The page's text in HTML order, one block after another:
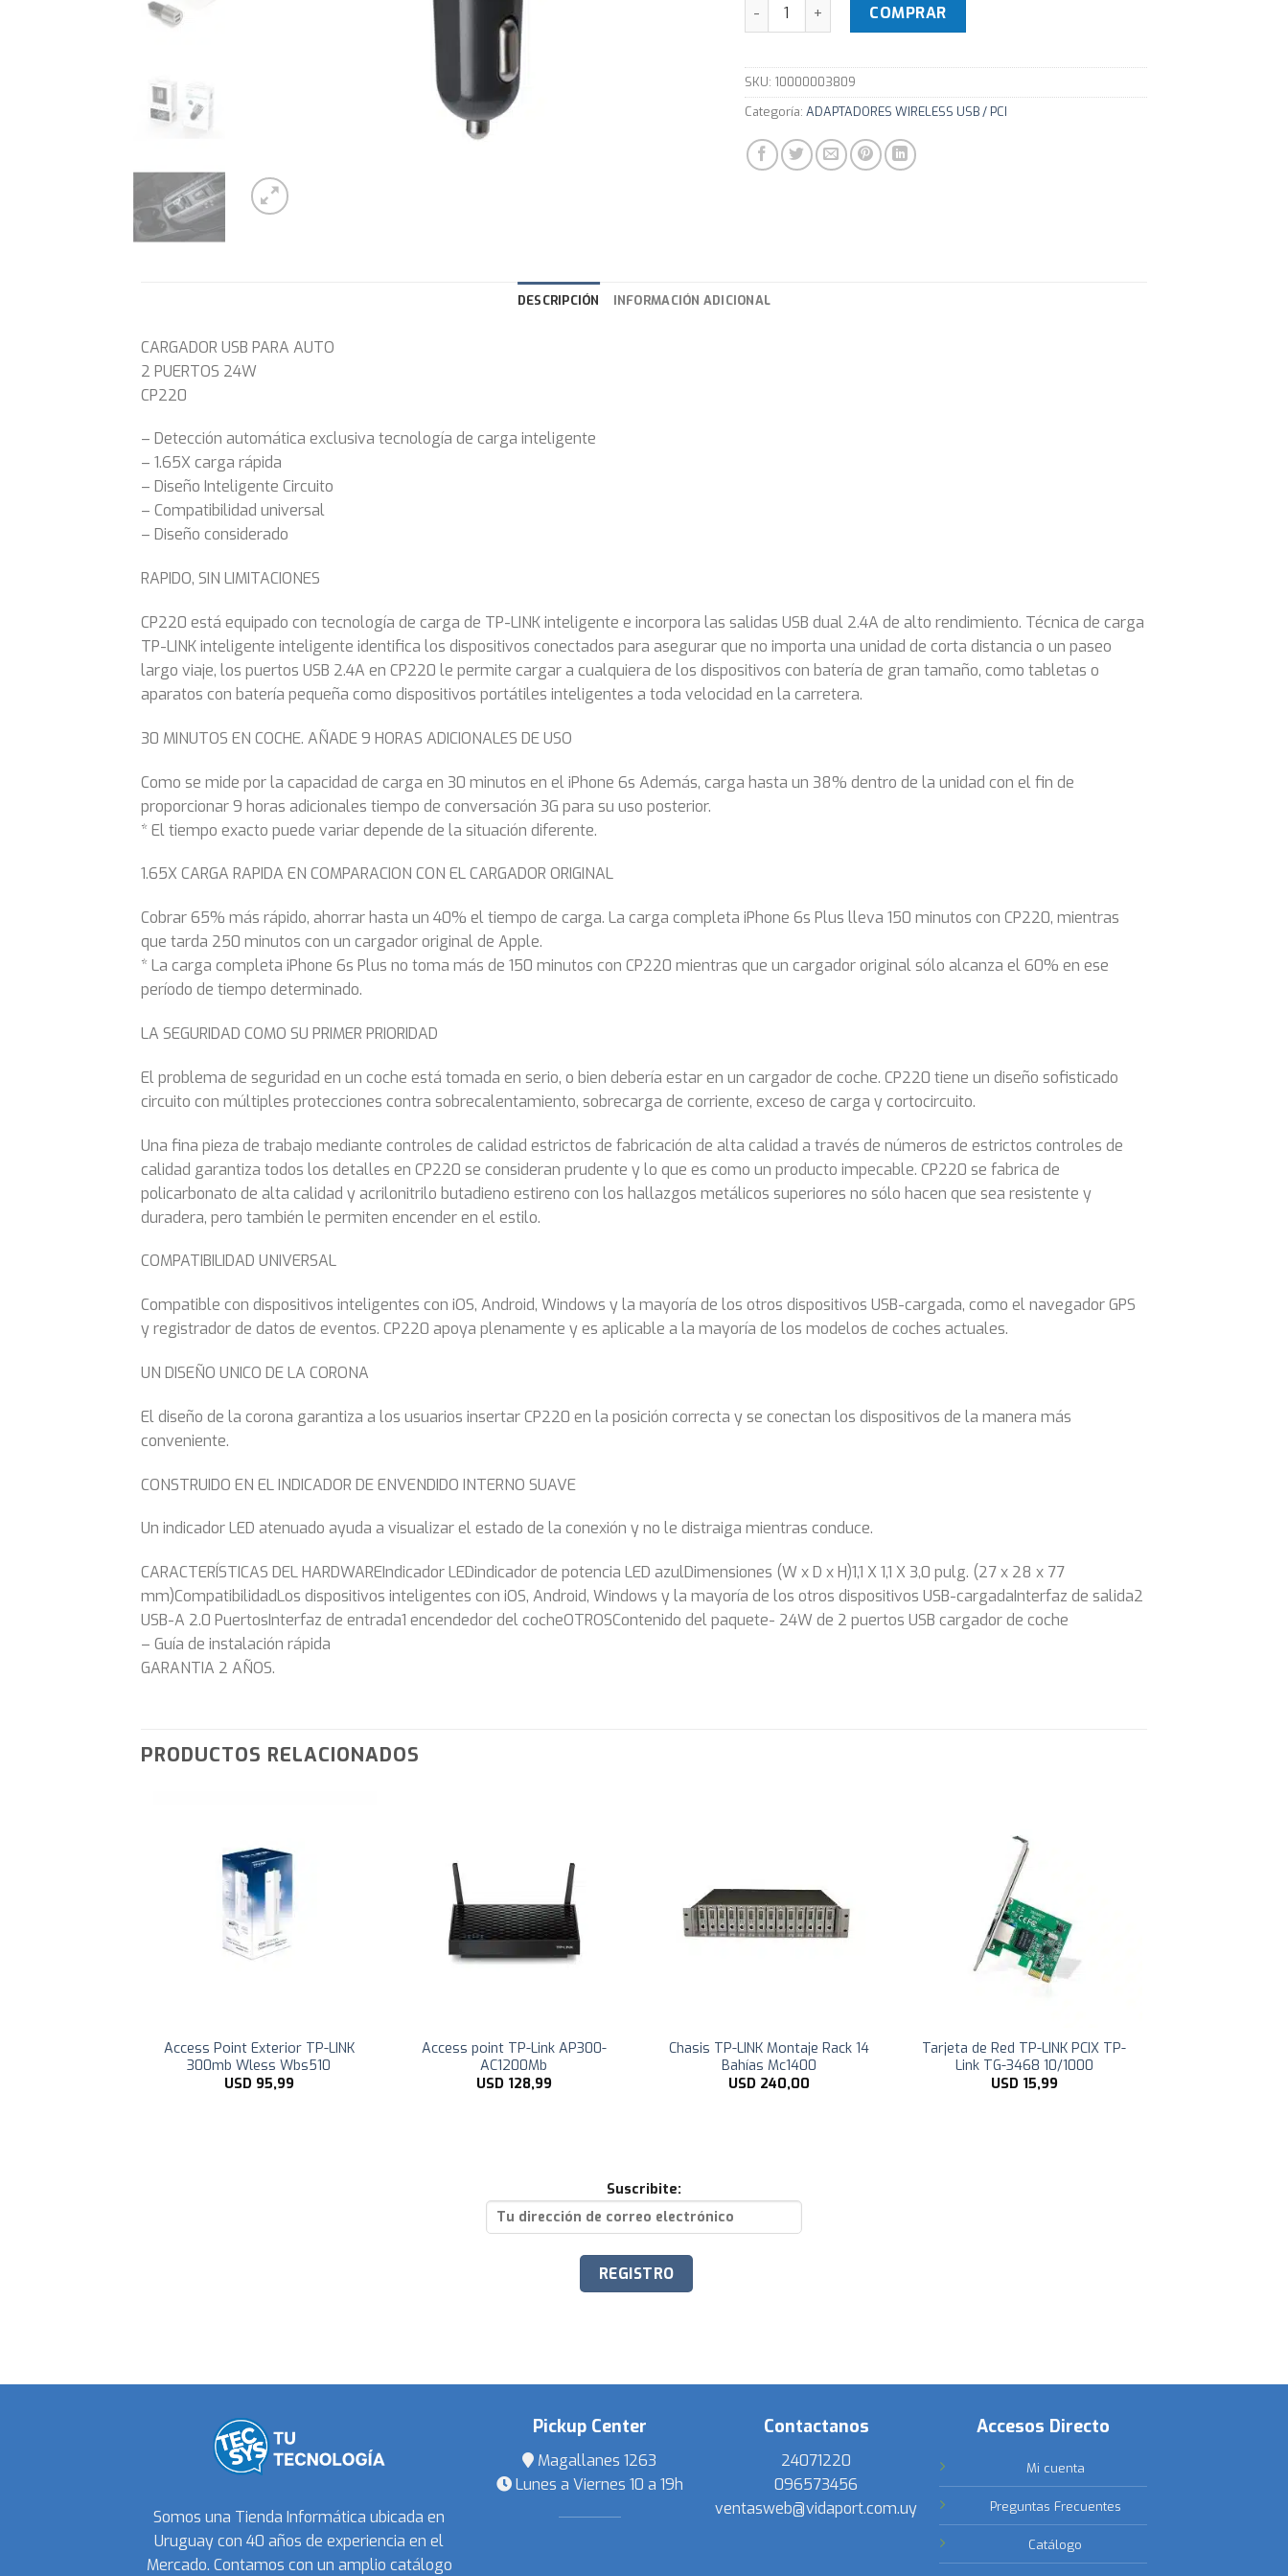
Cargador P/Auto TP-LINK CP220 2 Puertos USB 24W cantidad
COMPRAR
SKU: 10000003809
Categoría: ADAPTADORES WIRELESS USB / PCI
DESCRIPCIÓN INFORMACIÓN ADICIONAL
CARGADOR USB PARA AUTO
2 PUERTOS 24W
CP220
– Detección automática exclusiva tecnología de carga inteligente
– 1.65X carga rápida
– Diseño Inteligente Circuito
– Compatibilidad universal
– Diseño considerado
RAPIDO, SIN LIMITACIONES
CP220 está equipado con tecnología de carga de TP-LINK inteligente e incorpora las salidas USB dual 2.4A de alto rendimiento. Técnica de carga
TP-LINK inteligente inteligente identifica los dispositivos conectados para asegurar que no importa una unidad de corta distancia o un paseo
largo viaje, los puertos USB 2.4A en CP220 le permite cargar a cualquiera de los dispositivos con batería de gran tamaño, como tabletas o
aparatos con batería pequeña como dispositivos portátiles inteligentes a toda velocidad en la carretera.
30 MINUTOS EN COCHE. AÑADE 9 HORAS ADICIONALES DE USO
Como se mide por la capacidad de carga en 30 minutos en el iPhone 6s Además, carga hasta un 38% dentro de la unidad con el fin de
proporcionar 9 horas adicionales tiempo de conversación 3G para su uso posterior.
* El tiempo exacto puede variar depende de la situación diferente.
1.65X CARGA RAPIDA EN COMPARACION CON EL CARGADOR ORIGINAL
Cobrar 65% más rápido, ahorrar hasta un 40% el tiempo de carga. La carga completa iPhone 6s Plus lleva 150 minutos con CP220, mientras
que tarda 250 minutos con un cargador original de Apple.
* La carga completa iPhone 6s Plus no toma más de 150 minutos con CP220 mientras que un cargador original sólo alcanza el 60% en ese
período de tiempo determinado.
LA SEGURIDAD COMO SU PRIMER PRIORIDAD
El problema de seguridad en un coche está tomada en serio, o bien debería estar en un cargador de coche. CP220 tiene un diseño sofisticado
circuito con múltiples protecciones contra sobrecalentamiento, sobrecarga de corriente, exceso de carga y cortocircuito.
Una fina pieza de trabajo mediante controles de calidad estrictos de fabricación de alta calidad a través de números de estrictos controles de
calidad garantiza todos los detalles en CP220 se consideran prudente y lo que es como un producto impecable. CP220 se fabrica de
policarbonato de alta calidad y acrilonitrilo butadieno estireno con los hallazgos metálicos superiores no sólo hacen que sea resistente y
duradera, pero también le permiten encender en el estilo.
COMPATIBILIDAD UNIVERSAL
Compatible con dispositivos inteligentes con iOS, Android, Windows y la mayoría de los otros dispositivos USB-cargada, como el navegador GPS
y registrador de datos de eventos. CP220 apoya plenamente y es aplicable a la mayoría de los modelos de coches actuales.
UN DISEÑO UNICO DE LA CORONA
El diseño de la corona garantiza a los usuarios insertar CP220 en la posición correcta y se conectan los dispositivos de la manera más
conveniente.
CONSTRUIDO EN EL INDICADOR DE ENVENDIDO INTERNO SUAVE
Un indicador LED atenuado ayuda a visualizar el estado de la conexión y no le distraiga mientras conduce.
CARACTERÍSTICAS DEL HARDWAREIndicador LEDindicador de potencia LED azulDimensiones (W x D x H)1,1 X 1,1 X 3,0 pulg. (27 x 28 x 77
mm)CompatibilidadLos dispositivos inteligentes con iOS, Android, Windows y la mayoría de los otros dispositivos USB-cargadaInterfaz de salida2
USB-A 2.0 PuertosInterfaz de entrada1 encendedor del cocheOTROSContenido del paquete- 24W de 2 puertos USB cargador de coche
– Guía de instalación rápida
GARANTIA 2 AÑOS.
PRODUCTOS RELACIONADOS
Access Point Exterior TP-LINK
300mb Wless Wbs510
USD 95,99
Access point TP-Link AP300-
AC1200Mb
USD 128,99
Chasis TP-LINK Montaje Rack 14
Bahías Mc1400
USD 240,00
Tarjeta de Red TP-LINK PCIX TP-
Link TG-3468 10/1000
USD 15,99
Suscribite:
Somos una Tienda Informática ubicada en
Uruguay con 40 años de experiencia en el
Mercado. Contamos con un amplio catálogo
Pickup Center
Magallanes 1263
Lunes a Viernes 10 a 19h
Contactanos
24071220
096573456
ventasweb@vidaport.com.uy
Accesos Directo
Mi cuenta
Preguntas Frecuentes
Catálogo